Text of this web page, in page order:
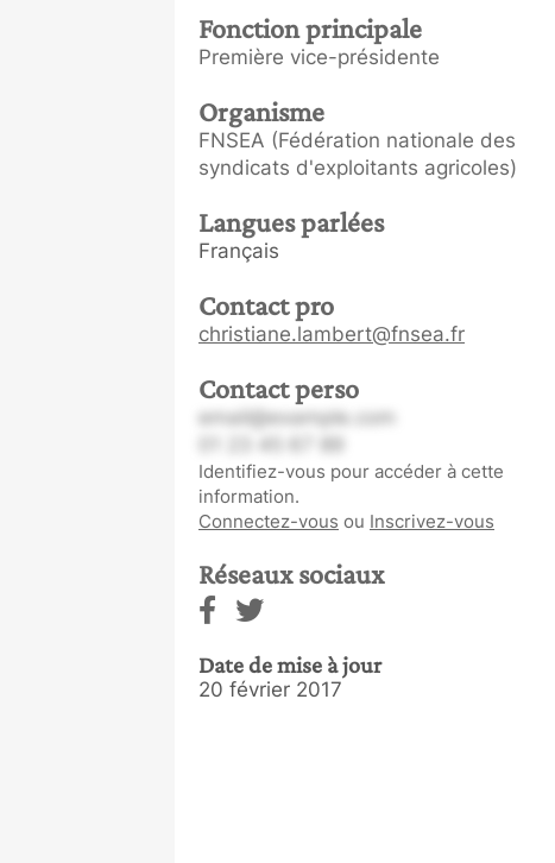
Fonction principale
Première vice-présidente
Organisme
FNSEA (Fédération nationale des
syndicats d'exploitants agricoles)
Langues parlées
Français
Contact pro
christiane.lambert@fnsea.fr
Contact perso
email@example.com
Identifiez-vous pour accéder à cette
information.
Connectez-vous ou Inscrivez-vous
Réseaux sociaux
Date de mise à jour
20 février 2017